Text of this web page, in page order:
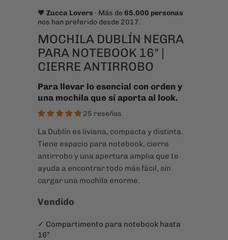
🖤 Zucca Lovers · Más de 65.000 personas
nos han preferido desde 2017.
MOCHILA DUBLÍN NEGRA
PARA NOTEBOOK 16" |
CIERRE ANTIRROBO
Para llevar lo esencial con orden y
una mochila que sí aporta al look.
25 reseñas
La Dublín es liviana, compacta y distinta.
Tiene espacio para notebook, cierre
antirrobo y una apertura amplia que te
ayuda a encontrar todo más fácil, sin
cargar una mochila enorme.
Vendido
✓ Compartimento para notebook hasta
16”